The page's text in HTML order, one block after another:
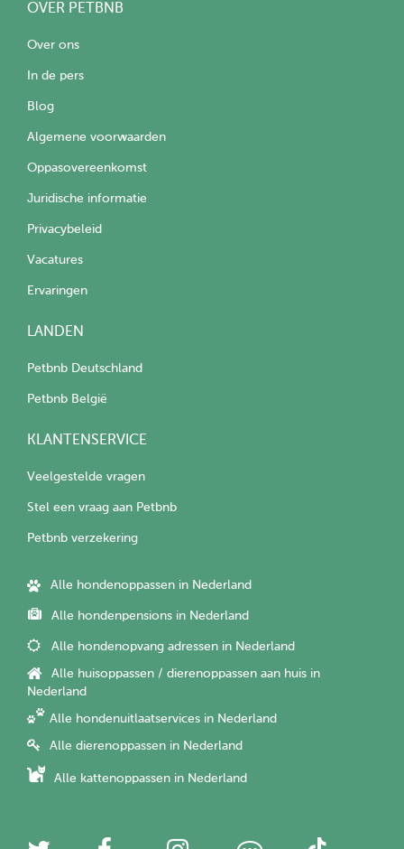
OVER PETBNB
Over ons
In de pers
Blog
Algemene voorwaarden
Oppasovereenkomst
Juridische informatie
Privacybeleid
Vacatures
Ervaringen
LANDEN
Petbnb Deutschland
Petbnb België
KLANTENSERVICE
Veelgestelde vragen
Stel een vraag aan Petbnb
Petbnb verzekering
Alle hondenoppassen in Nederland
Alle hondenpensions in Nederland
Alle hondenopvang adressen in Nederland
Alle huisoppassen / dierenoppassen aan huis in
Nederland
Alle hondenuitlaatservices in Nederland
Alle dierenoppassen in Nederland
Alle kattenoppassen in Nederland